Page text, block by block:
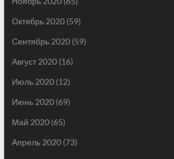
Октябрь 2020(59)
Сентябрь 2020(59)
Август 2020(16)
Июль 2020(12)
Июнь 2020(69)
Май 2020(65)
Апрель 2020(73)